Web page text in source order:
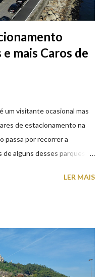
mais Caros de
um visitante ocasional mas
de estacionamento na
passa por recorrer a
de alguns desses parques de
(entenda-se por
Viana Shopping é grátis de
ÚTEIS)
LER MAIS